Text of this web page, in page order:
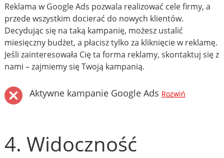
Reklama w Google Ads pozwala realizować cele firmy, a
przede wszystkim docierać do nowych klientów.
Decydując się na taką kampanię, możesz ustalić
miesięczny budżet, a płacisz tylko za kliknięcie w reklamę.
Jeśli zainteresowała Cię ta forma reklamy, skontaktuj się z
nami – zajmiemy się Twoją kampanią.
Aktywne kampanie Google Ads Rozwiń
4. Widoczność